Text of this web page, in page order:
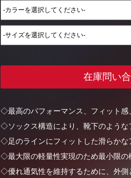
在庫問い
◇最高のパフォーマンス、フィット感
◇ソックス構造により、靴下のような
◇足のラインにフィットした滑らかな
◇最大限の軽量性実現のため最小限の
◇優れ通気性を維持するために、外側